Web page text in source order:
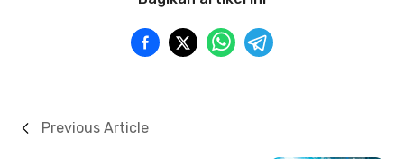
Previous Article